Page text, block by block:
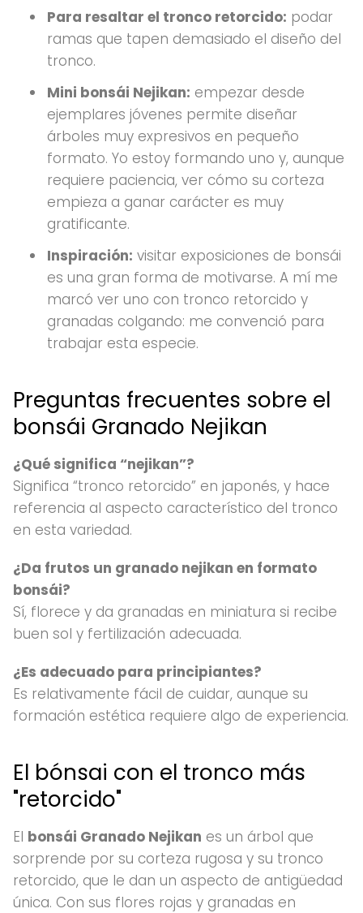
Para resaltar el tronco retorcido: podar
ramas que tapen demasiado el diseño del
tronco.
Mini bonsái Nejikan: empezar desde
ejemplares jóvenes permite diseñar
árboles muy expresivos en pequeño
formato. Yo estoy formando uno y, aunque
requiere paciencia, ver cómo su corteza
empieza a ganar carácter es muy
gratificante.
Inspiración: visitar exposiciones de bonsái
es una gran forma de motivarse. A mí me
marcó ver uno con tronco retorcido y
granadas colgando: me convenció para
trabajar esta especie.
Preguntas frecuentes sobre el
bonsái Granado Nejikan
¿Qué significa “nejikan”?
Significa “tronco retorcido” en japonés, y hace
referencia al aspecto característico del tronco
en esta variedad.
¿Da frutos un granado nejikan en formato
bonsái?
Sí, florece y da granadas en miniatura si recibe
buen sol y fertilización adecuada.
¿Es adecuado para principiantes?
Es relativamente fácil de cuidar, aunque su
formación estética requiere algo de experiencia.
El bónsai con el tronco más
"retorcido"
El bonsái Granado Nejikan es un árbol que
sorprende por su corteza rugosa y su tronco
retorcido, que le dan un aspecto de antigüedad
única. Con sus flores rojas y granadas en